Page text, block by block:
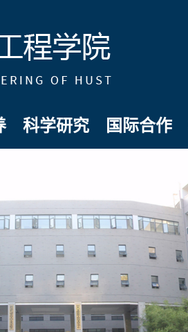
科学研究 国际合作